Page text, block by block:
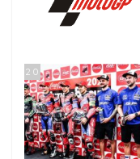
20